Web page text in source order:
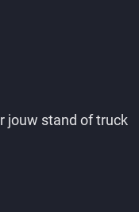
jouw stand of truck